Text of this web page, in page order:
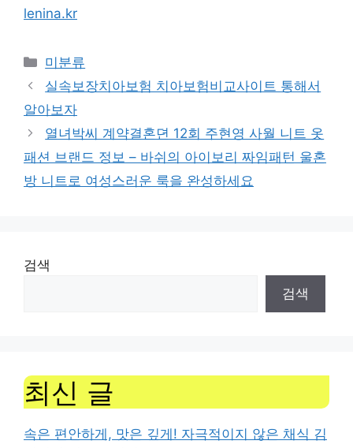
lenina.kr
Categories
미분류
실속보장치아보험 치아보험비교사이트 통해서
알아보자
열녀박씨 계약결혼뎐 12회 주현영 사월 니트 옷
패션 브랜드 정보 – 바쉬의 아이보리 짜임패턴 울혼
방 니트로 여성스러운 룩을 완성하세요
검색
검색
최신 글
속은 편안하게, 맛은 깊게! 자극적이지 않은 채식 김